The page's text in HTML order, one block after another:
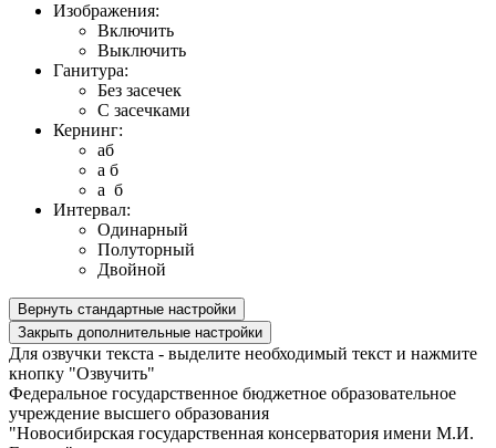
Изображения:
Включить
Выключить
Ганитура:
Без засечек
С засечками
Кернинг:
aб
a б
a б
Интервал:
Одинарный
Полуторный
Двойной
Вернуть стандартные настройки
Закрыть дополнительные настройки
Для озвучки текста - выделите необходимый текст и нажмите
кнопку "Озвучить"
Федеральное государственное бюджетное образовательное
учреждение высшего образования
"Новосибирская государственная консерватория имени М.И.